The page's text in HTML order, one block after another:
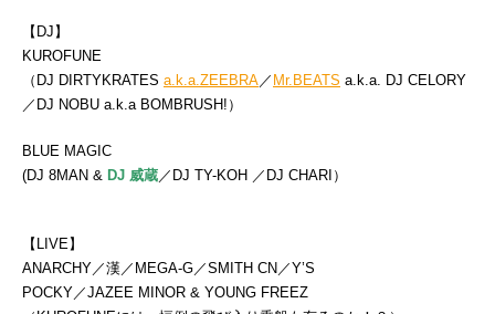
【DJ】
KUROFUNE
（DJ DIRTYKRATES a.k.a.ZEEBRA ／ Mr.BEATS a.k.a. DJ CELORY
／DJ NOBU a.k.a BOMBRUSH!）
BLUE MAGIC
(DJ 8MAN & DJ 威蔵 ／DJ TY-KOH ／DJ CHARI）
【LIVE】
ANARCHY／漢／MEGA-G／SMITH CN／Y’S
POCKY／JAZEE MINOR & YOUNG FREEZ